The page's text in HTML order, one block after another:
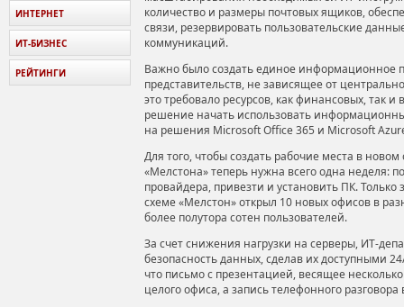
количество и размеры почтовых ящиков,
связи, резервировать пользовательские
коммуникаций.
Важно было создать единое информационное
представительств, не зависящее от
это требовало ресурсов, как финансовых, так
решение начать использовать
на решения Microsoft Office 365 и Microsoft
Для того, чтобы создать рабочие места в
«Мелстона» теперь нужна всего одна неделя:
провайдера, привезти и установить ПК.
схеме «Мелстон» открыл 10 новых офисов в
более полутора сотен пользователей.
За счет снижения нагрузки на серверы, ИТ-
безопасность данных, сделав их доступными
что письмо с презентацией, весящее
целого офиса, а запись телефонного разговора
ИНТЕРНЕТ
ИТ-БИЗНЕС
РЕЙТИНГИ